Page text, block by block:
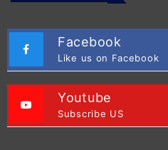
Facebook
Like us on Facebook
Youtube
Subscribe US